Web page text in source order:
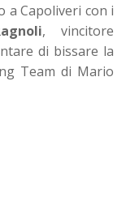
a Capoliveri con i
, vincitore
di bissare la
Team di Mario